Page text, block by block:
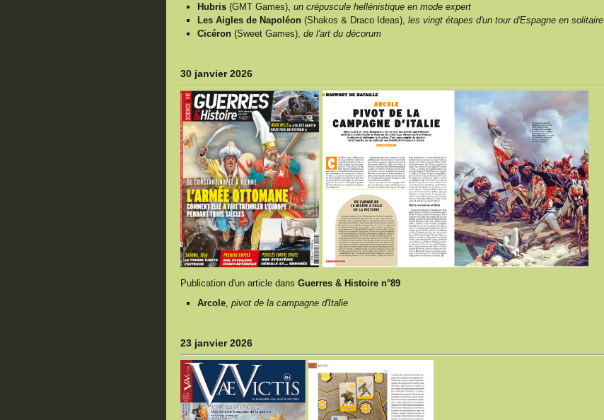
Hubris (GMT Games), un crépuscule hellénistique en mode expert
Les Aigles de Napoléon (Shakos & Draco Ideas), les vingt étapes d'un tour d'Espagne en solitaire
Cicéron (Sweet Games), de l'art du décorum
30 janvier 2026
Publication d'un article dans Guerres & Histoire n°89
Arcole, pivot de la campagne d'Italie
23 janvier 2026